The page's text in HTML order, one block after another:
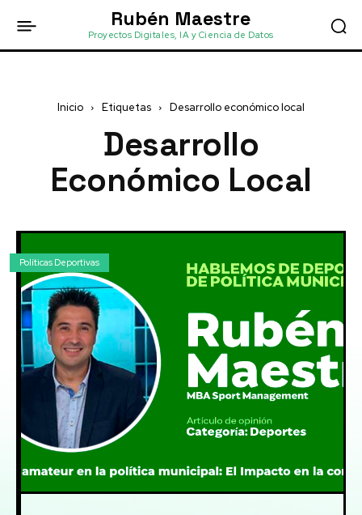
Rubén Maestre
Proyectos Digitales, IA y Ciencia de Datos
Inicio Etiquetas Desarrollo económico local
Desarrollo
Económico Local
Políticas Deportivas